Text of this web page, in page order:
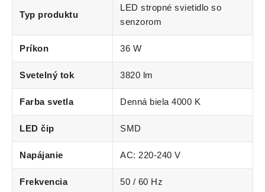
Typ produktu
LED stropné svietidlo so
senzorom
Príkon 36 W
Svetelný tok 3820 lm
Farba svetla Denná biela 4000 K
LED čip SMD
Napájanie AC: 220-240 V
Frekvencia 50 / 60 Hz